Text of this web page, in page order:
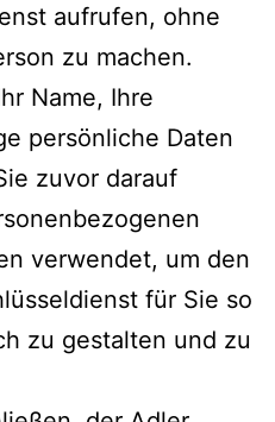
aufrufen, ohne
zu machen.
Name, Ihre
persönliche Daten
zuvor darauf
verwendet, um den
für Sie so
zu gestalten und zu